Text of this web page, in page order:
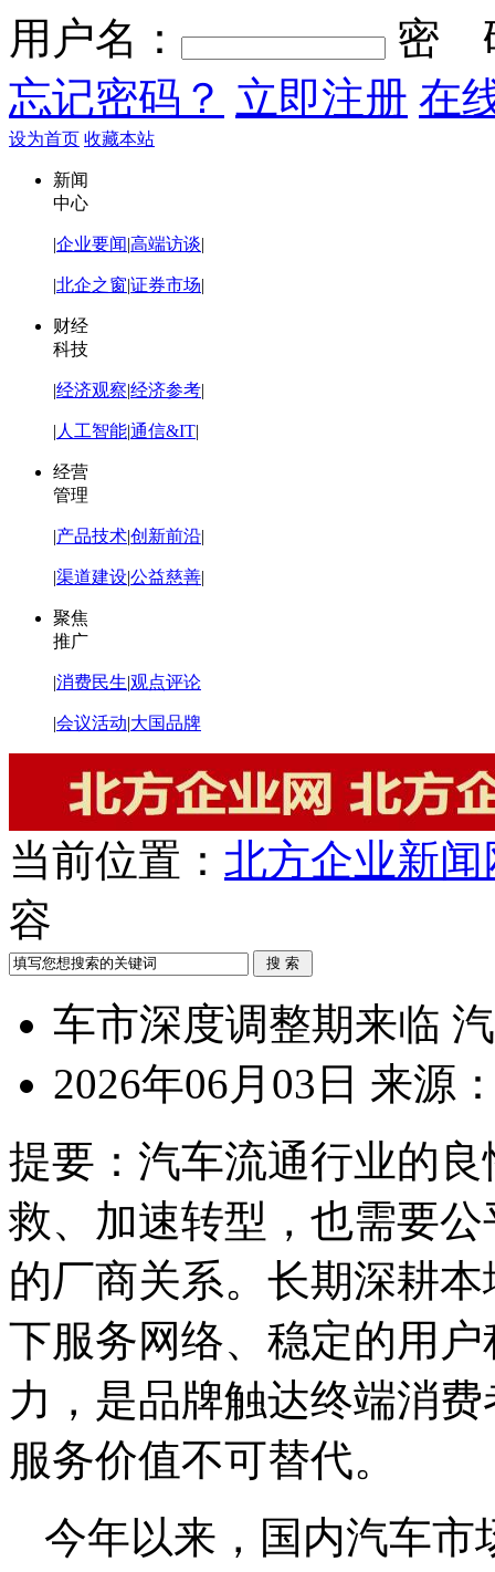
用户名：
密
忘记密码？ 立即注册 在
设为首页 收藏本站
新闻
中心
|企业要闻|高端访谈|
|北企之窗|证券市场|
财经
科技
|经济观察|经济参考|
| 人工智能|通信&IT|
经营
管理
|产品技术|创新前沿|
|渠道建设|公益慈善|
聚焦
推广
|消费民生|观点评论
|会议活动|大国品牌
当前位置： 北方企业新闻
容
车市深度调整期来临
2026年06月03日 来源
提要： 汽车流通行业的
救、加速转型，也需要
的厂商关系。长期深耕
下服务网络、稳定的用
力，是品牌触达终端消
服务价值不可替代。
今年以来，国内汽车市